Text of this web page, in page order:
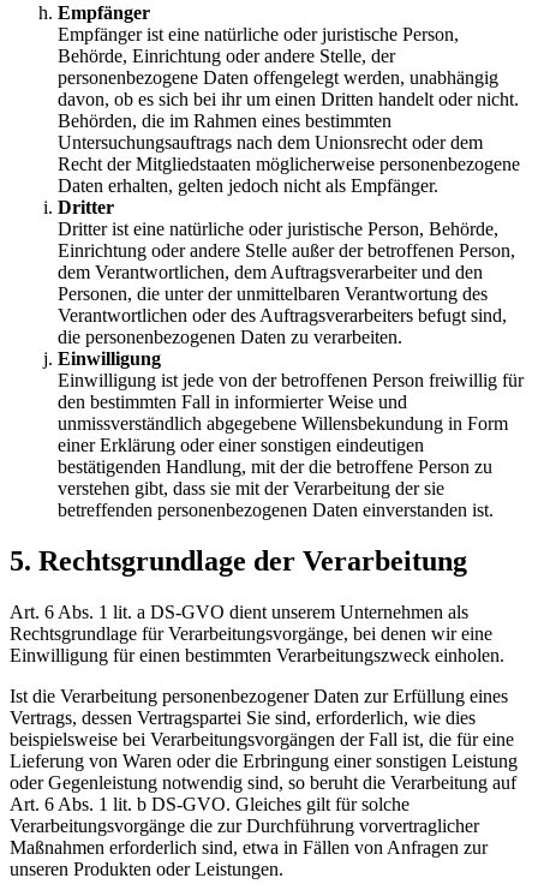
Empfänger
Empfänger ist eine natürliche oder juristische Person,
Behörde, Einrichtung oder andere Stelle, der
personenbezogene Daten offengelegt werden, unabhängig
davon, ob es sich bei ihr um einen Dritten handelt oder nicht.
Behörden, die im Rahmen eines bestimmten
Untersuchungsauftrags nach dem Unionsrecht oder dem
Recht der Mitgliedstaaten möglicherweise personenbezogene
Daten erhalten, gelten jedoch nicht als Empfänger.
Dritter
Dritter ist eine natürliche oder juristische Person, Behörde,
Einrichtung oder andere Stelle außer der betroffenen Person,
dem Verantwortlichen, dem Auftragsverarbeiter und den
Personen, die unter der unmittelbaren Verantwortung des
Verantwortlichen oder des Auftragsverarbeiters befugt sind,
die personenbezogenen Daten zu verarbeiten.
Einwilligung
Einwilligung ist jede von der betroffenen Person freiwillig für
den bestimmten Fall in informierter Weise und
unmissverständlich abgegebene Willensbekundung in Form
einer Erklärung oder einer sonstigen eindeutigen
bestätigenden Handlung, mit der die betroffene Person zu
verstehen gibt, dass sie mit der Verarbeitung der sie
betreffenden personenbezogenen Daten einverstanden ist.
5. Rechtsgrundlage der Verarbeitung
Art. 6 Abs. 1 lit. a DS-GVO dient unserem Unternehmen als
Rechtsgrundlage für Verarbeitungsvorgänge, bei denen wir eine
Einwilligung für einen bestimmten Verarbeitungszweck einholen.
Ist die Verarbeitung personenbezogener Daten zur Erfüllung eines
Vertrags, dessen Vertragspartei Sie sind, erforderlich, wie dies
beispielsweise bei Verarbeitungsvorgängen der Fall ist, die für eine
Lieferung von Waren oder die Erbringung einer sonstigen Leistung
oder Gegenleistung notwendig sind, so beruht die Verarbeitung auf
Art. 6 Abs. 1 lit. b DS-GVO. Gleiches gilt für solche
Verarbeitungsvorgänge die zur Durchführung vorvertraglicher
Maßnahmen erforderlich sind, etwa in Fällen von Anfragen zur
unseren Produkten oder Leistungen.